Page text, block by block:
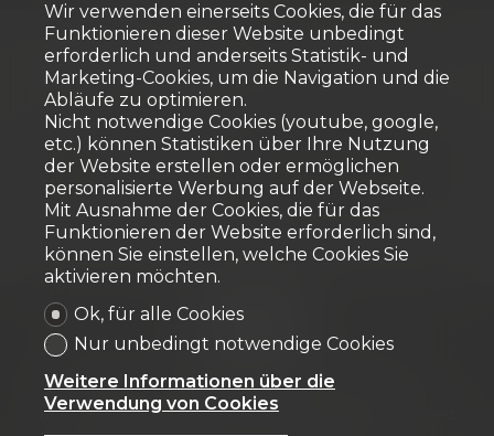
Startseite Économie
Keine Ergebnisse
Zu vermieten
Verkaufte Objekte
News / Blog
Kundenbewertung
Tipps und Downloads
Wir verwenden einerseits Cookies, die für das
Funktionieren dieser Website unbedingt
erforderlich und anderseits Statistik- und
Marketing-Cookies, um die Navigation und die
Abläufe zu optimieren.
Nicht notwendige Cookies (youtube, google,
etc.) können Statistiken über Ihre Nutzung
der Website erstellen oder ermöglichen
personalisierte Werbung auf der Webseite.
Mit Ausnahme der Cookies, die für das
Funktionieren der Website erforderlich sind,
können Sie einstellen, welche Cookies Sie
aktivieren möchten.
Ok, für alle Cookies
Nur unbedingt notwendige Cookies
Weitere Informationen über die
Verwendung von Cookies